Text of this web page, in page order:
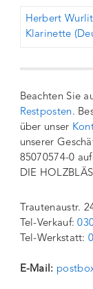
Herbert
Klarinette
Beachten Sie
Restposten.
über unser
unserer
85070574-0
DIE
Trautenaustr.
Tel-Verkauf:
Tel-Werkstatt:
E-Mail: